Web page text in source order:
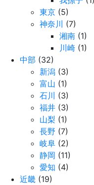
東京 (5)
神奈川 (7)
湘南 (1)
川崎 (1)
中部 (32)
新潟 (3)
富山 (1)
石川 (3)
福井 (3)
山梨 (1)
長野 (7)
岐阜 (2)
静岡 (11)
愛知 (4)
近畿 (19)